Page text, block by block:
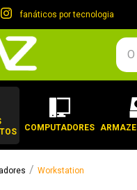
fanáticos por tecnologia
O que você
COMPUTADORES
Workstation
2º